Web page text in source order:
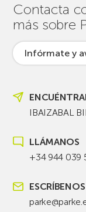
Contacta
más sobre
Infórmate y
IBAIZABAL
LLÁMANOS
+34 944 039
ESCRÍBENOS